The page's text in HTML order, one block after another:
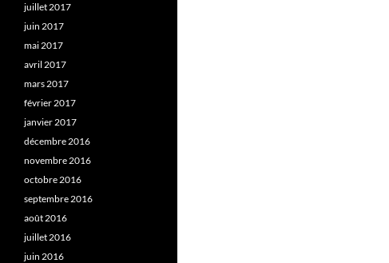
juillet 2017
juin 2017
mai 2017
avril 2017
mars 2017
février 2017
janvier 2017
décembre 2016
novembre 2016
octobre 2016
septembre 2016
août 2016
juillet 2016
juin 2016